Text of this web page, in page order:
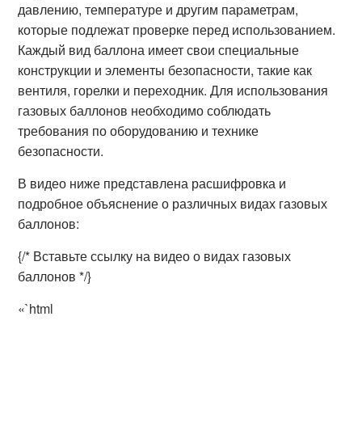
давлению, температуре и другим параметрам,
которые подлежат проверке перед использованием.
Каждый вид баллона имеет свои специальные
конструкции и элементы безопасности, такие как
вентиля, горелки и переходник. Для использования
газовых баллонов необходимо соблюдать
требования по оборудованию и технике
безопасности.
В видео ниже представлена расшифровка и
подробное объяснение о различных видах газовых
баллонов:
{/* Вставьте ссылку на видео о видах газовых
баллонов */}
«`html